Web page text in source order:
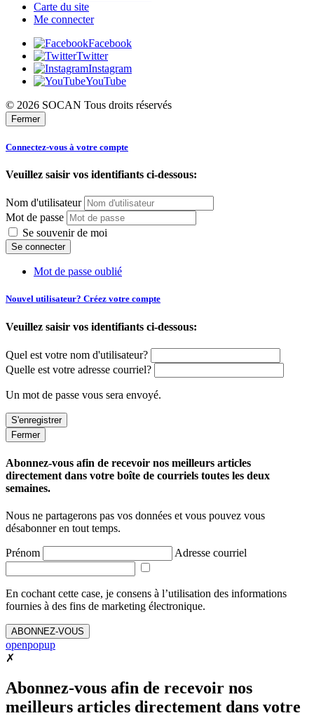
Carte du site
Me connecter
Facebook
Twitter
Instagram
YouTube
© 2026 SOCAN Tous droits réservés
Fermer
Connectez-vous à votre compte
Veuillez saisir vos identifiants ci-dessous:
Nom d'utilisateur
Mot de passe
Se souvenir de moi
Mot de passe oublié
Nouvel utilisateur? Créez votre compte
Veuillez saisir vos identifiants ci-dessous:
Quel est votre nom d'utilisateur?
Quelle est votre adresse courriel?
Un mot de passe vous sera envoyé.
Fermer
Abonnez-vous afin de recevoir nos meilleurs articles
directement dans votre boîte de courriels toutes les deux
semaines.
Nous ne partagerons pas vos données et vous pouvez vous
désabonner en tout temps.
Prénom Adresse courriel
En cochant cette case, je consens à l’utilisation des informations
fournies à des fins de marketing électronique.
ABONNEZ-VOUS
openpopup
✗
Abonnez-vous afin de recevoir nos
meilleurs articles directement dans votre